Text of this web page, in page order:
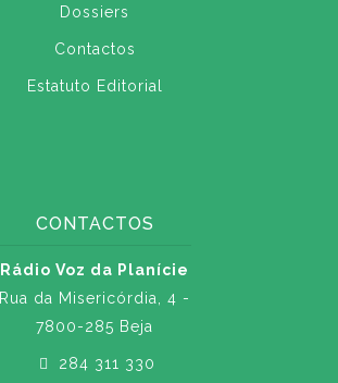
Dossiers
Contactos
Estatuto Editorial
CONTACTOS
Rádio Voz da Planície
Rua da Misericórdia, 4 -
7800-285 Beja
284 311 330